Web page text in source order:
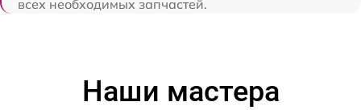
всех необходимых запчастей.
Наши мастера